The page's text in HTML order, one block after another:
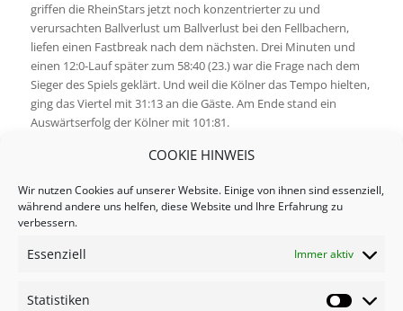
COOKIE HINWEIS
Wir nutzen Cookies auf unserer Website. Einige von ihnen sind essenziell,
während andere uns helfen, diese Website und Ihre Erfahrung zu
verbessern.
Essenziell Immer aktiv
Statistiken
griffen die RheinStars jetzt noch konzentrierter zu und
verursachten Ballverlust um Ballverlust bei den Fellbachern,
liefen einen Fastbreak nach dem nächsten. Drei Minuten und
einen 12:0-Lauf später zum 58:40 (23.) war die Frage nach dem
Sieger des Spiels geklärt. Und weil die Kölner das Tempo hielten,
ging das Viertel mit 31:13 an die Gäste. Am Ende stand ein
Auswärtserfolg der Kölner mit 101:81.
Foto: SKYLINERS Juniors
Eintrag teilen